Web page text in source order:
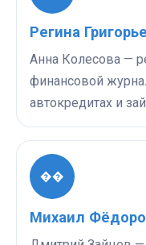
Регина
Анна Колесова —
финансовой
автокредитах и
��
Михаил